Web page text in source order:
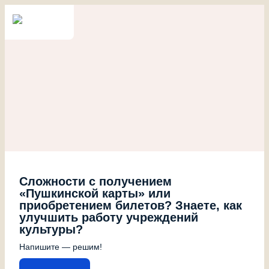
Сложности с получением
«Пушкинской карты» или
приобретением билетов? Знаете, как
улучшить работу учреждений
культуры?
Напишите — решим!